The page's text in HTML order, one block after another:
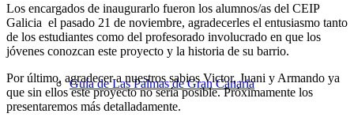
Guía de Las Palmas de Gran Canaria
Los encargados de inaugurarlo fueron los alumnos/as del CEIP
Galicia el pasado 21 de noviembre, agradecerles el entusiasmo tanto
de los estudiantes como del profesorado involucrado en que los
jóvenes conozcan este proyecto y la historia de su barrio.
Por último, agradecer a nuestros sabios Victor, Juani y Armando ya
que sin ellos este proyecto no sería posible. Próximamente los
presentaremos más detalladamente.